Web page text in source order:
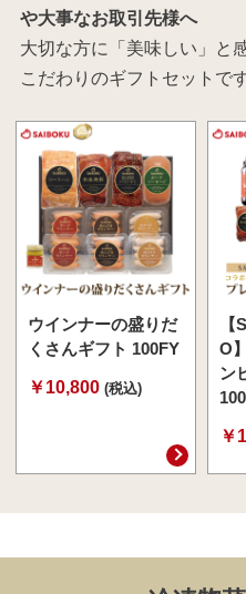
や大事なお取引先様へ
大切な方に「美味しい」と
こだわりのギフトセットで
ウインナーの盛りだ
くさんギフト 100FY
￥10,800 (税込)
O
ン
￥